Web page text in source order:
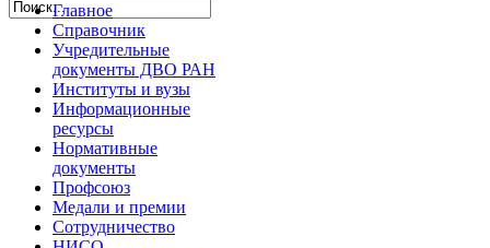
Главное
Справочник
Учредительные
документы ДВО РАН
Институты и вузы
Информационные
ресурсы
Нормативные
документы
Профсоюз
Медали и премии
Сотрудничество